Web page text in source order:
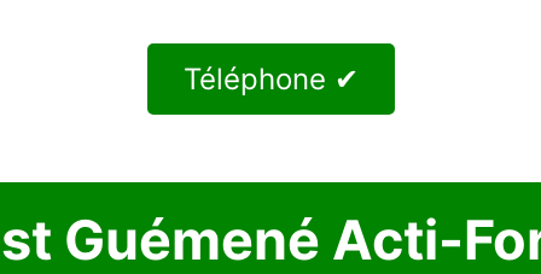
Téléphone ✔
Guémené Acti-